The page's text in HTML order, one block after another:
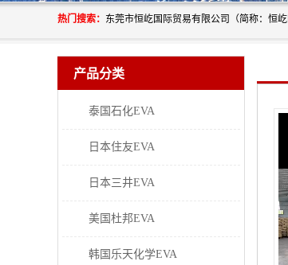
热门搜索：
产品分类
泰国石化EVA
日本住友EVA
日本三井EVA
美国杜邦EVA
韩国乐天化学EVA